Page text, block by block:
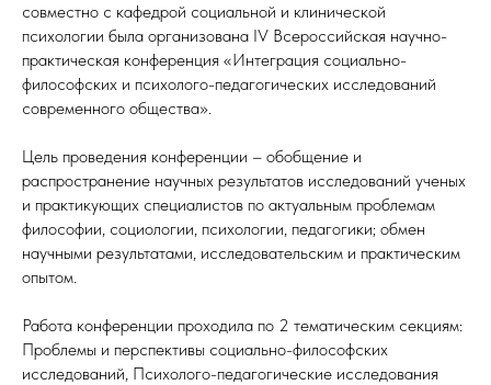
совместно с кафедрой социальной и клинической
психологии была организована IV Всероссийская научно-
практическая конференция «Интеграция социально-
философских и психолого-педагогических исследований
современного общества».
Цель проведения конференции – обобщение и
распространение научных результатов исследований ученых
и практикующих специалистов по актуальным проблемам
философии, социологии, психологии, педагогики; обмен
научными результатами, исследовательским и практическим
опытом.
Работа конференции проходила по 2 тематическим секциям:
Проблемы и перспективы социально-философских
исследований, Психолого-педагогические исследования